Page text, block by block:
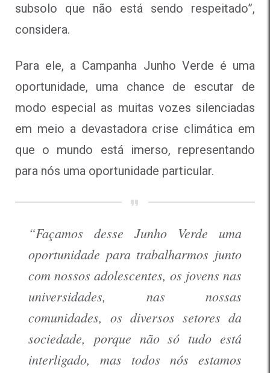
subsolo que não está sendo respeitado”,
considera.
Para ele, a Campanha Junho Verde é uma
oportunidade, uma chance de escutar de
modo especial as muitas vozes silenciadas
em meio a devastadora crise climática em
que o mundo está imerso, representando
para nós uma oportunidade particular.
“Façamos desse Junho Verde uma
oportunidade para trabalharmos junto
com nossos adolescentes, os jovens nas
universidades, nas nossas
comunidades, os diversos setores da
sociedade, porque não só tudo está
interligado, mas todos nós estamos